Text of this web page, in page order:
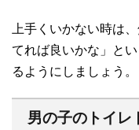
上手くいかない時は
てれば良いかな」と
るようにしましょう。
男の子のトイレ